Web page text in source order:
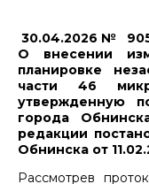
30.04.2026 №
О внесении
планировке
части 46
утвержденную
города
редакции
Обнинска от
Рассмотрев